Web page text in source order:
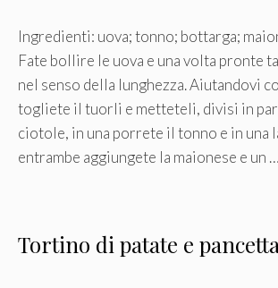
Ingredienti: uova; tonno; bottarga;
Fate bollire le uova e una volta pronte
nel senso della lunghezza. Aiutandovi
togliete il tuorli e metteteli, divisi in
ciotole, in una porrete il tonno e in una
entrambe aggiungete la maionese e un …
Tortino di patate e